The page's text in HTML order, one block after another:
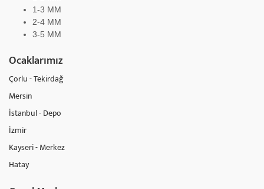
1-3 MM
2-4 MM
3-5 MM
Ocaklarımız
Çorlu - Tekirdağ
Mersin
İstanbul - Depo
İzmir
Kayseri - Merkez
Hatay